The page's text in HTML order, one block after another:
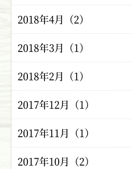
2018年4月（2）
2018年3月（1）
2018年2月（1）
2017年12月（1）
2017年11月（1）
2017年10月（2）